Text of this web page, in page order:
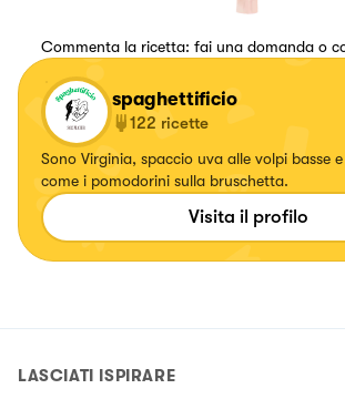
Commenta la ricetta: fai una domanda o
spaghettificio
122 ricette
Sono Virginia, spaccio uva alle volpi basse
come i pomodorini sulla bruschetta.
Visita il profilo
LASCIATI ISPIRARE